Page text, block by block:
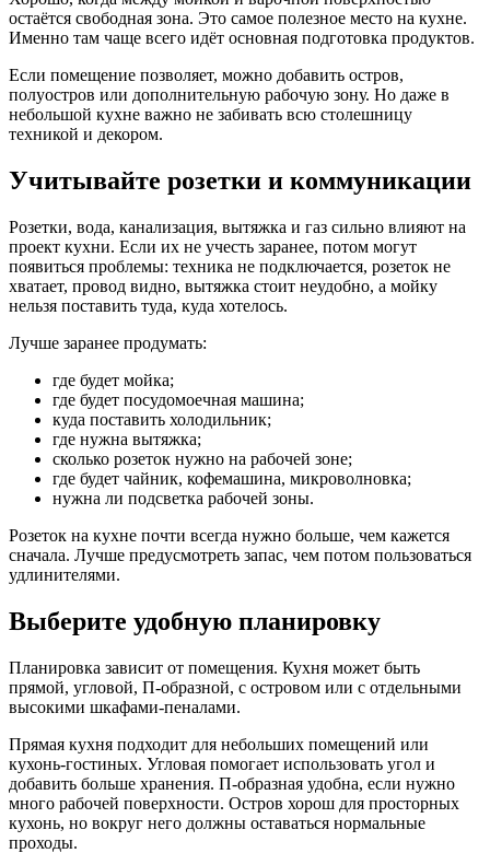
остаётся свободная зона. Это самое полезное место на кухне.
Именно там чаще всего идёт основная подготовка продуктов.
Если помещение позволяет, можно добавить остров,
полуостров или дополнительную рабочую зону. Но даже в
небольшой кухне важно не забивать всю столешницу
техникой и декором.
Учитывайте розетки и коммуникации
Розетки, вода, канализация, вытяжка и газ сильно влияют на
проект кухни. Если их не учесть заранее, потом могут
появиться проблемы: техника не подключается, розеток не
хватает, провод видно, вытяжка стоит неудобно, а мойку
нельзя поставить туда, куда хотелось.
Лучше заранее продумать:
где будет мойка;
где будет посудомоечная машина;
куда поставить холодильник;
где нужна вытяжка;
сколько розеток нужно на рабочей зоне;
где будет чайник, кофемашина, микроволновка;
нужна ли подсветка рабочей зоны.
Розеток на кухне почти всегда нужно больше, чем кажется
сначала. Лучше предусмотреть запас, чем потом пользоваться
удлинителями.
Выберите удобную планировку
Планировка зависит от помещения. Кухня может быть
прямой, угловой, П-образной, с островом или с отдельными
высокими шкафами-пеналами.
Прямая кухня подходит для небольших помещений или
кухонь-гостиных. Угловая помогает использовать угол и
добавить больше хранения. П-образная удобна, если нужно
много рабочей поверхности. Остров хорош для просторных
кухонь, но вокруг него должны оставаться нормальные
проходы.